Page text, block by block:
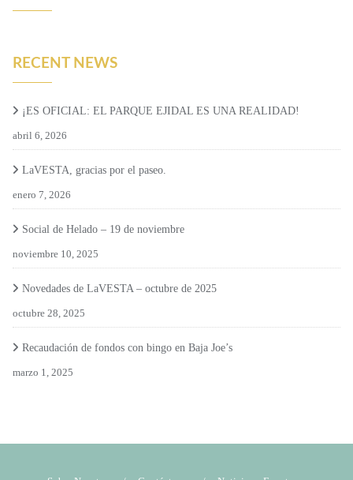
RECENT NEWS
¡ES OFICIAL: EL PARQUE EJIDAL ES UNA REALIDAD!
abril 6, 2026
LaVESTA, gracias por el paseo.
enero 7, 2026
Social de Helado – 19 de noviembre
noviembre 10, 2025
Novedades de LaVESTA – octubre de 2025
octubre 28, 2025
Recaudación de fondos con bingo en Baja Joe’s
marzo 1, 2025